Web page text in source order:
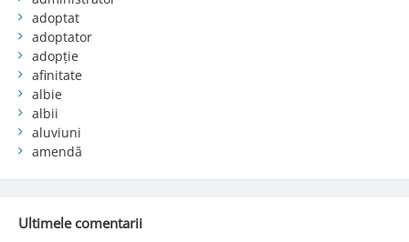
adoptat
adoptator
adopție
afinitate
albie
albii
aluviuni
amendă
Ultimele comentarii